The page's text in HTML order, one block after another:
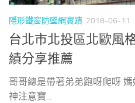
隱形鐵窗防墜網實蹟 2018-06-11
台北市北投區北歐風
績分享推薦
哥哥總是帶著弟弟跑呀爬呀
神注意寶...